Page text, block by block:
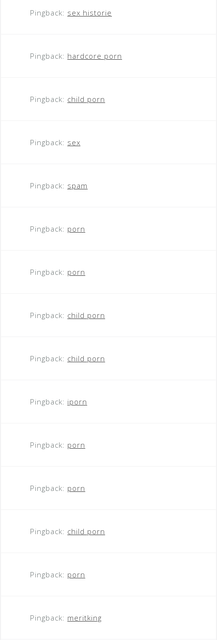
Pingback: sex historie
Pingback: hardcore porn
Pingback: child porn
Pingback: sex
Pingback: spam
Pingback: porn
Pingback: porn
Pingback: child porn
Pingback: child porn
Pingback: iporn
Pingback: porn
Pingback: porn
Pingback: child porn
Pingback: porn
Pingback: meritking